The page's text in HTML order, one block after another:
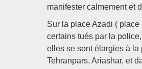
manifester calmement et
Sur la place Azadi (
certains tués par la
elles se sont élargies à la
Tehranpars, Ariashar, et